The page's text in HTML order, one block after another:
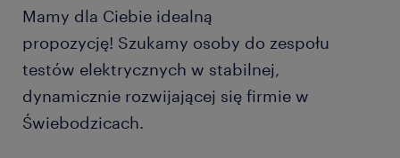
Mamy dla Ciebie idealną
propozycję! Szukamy osoby do zespołu
testów elektrycznych w stabilnej,
dynamicznie rozwijającej się firmie w
Świebodzicach.